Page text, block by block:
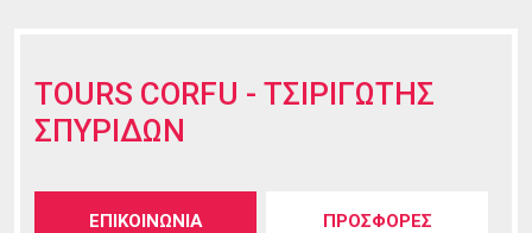
TOURS CORFU - ΤΣΙΡΙΓΩΤΗΣ
ΣΠΥΡΙΔΩΝ
Tabs group καταχώρησης
ΕΠΙΚΟΙΝΩΝΙΑ ΠΡΟΣΦΟΡΕΣ